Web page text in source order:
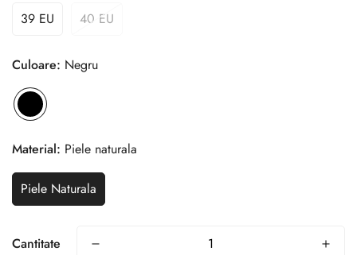
39 EU 40 EU
Culoare: Negru
Material: Piele naturala
Piele Naturala
Cantitate